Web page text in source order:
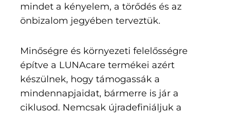
mindet a kényelem, a törődés és az
önbizalom jegyében terveztük.
Minőségre és környezeti felelősségre
építve a LUNAcare termékei azért
készülnek, hogy támogassák a
mindennapjaidat, bármerre is jár a
ciklusod. Nemcsak újradefiniáljuk a